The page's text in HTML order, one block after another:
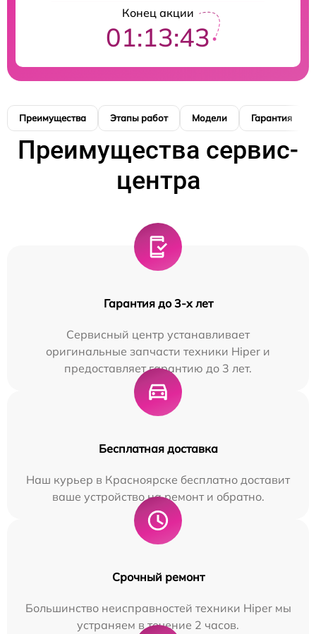
Конец акции
01:13:42
Преимущества Этапы работ Модели Гарантия
Преимущества сервис-
центра
Гарантия до 3-х лет
Сервисный центр устанавливает
оригинальные запчасти техники Hiper и
предоставляет гарантию до 3 лет.
Бесплатная доставка
Наш курьер в Красноярске бесплатно доставит
ваше устройство на ремонт и обратно.
Срочный ремонт
Большинство неисправностей техники Hiper мы
устраняем в течение 2 часов.